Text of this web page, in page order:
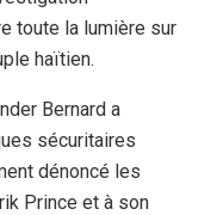
toute la lumière sur
haïtien.
Bernard a
sécuritaires
dénoncé les
Prince et à son